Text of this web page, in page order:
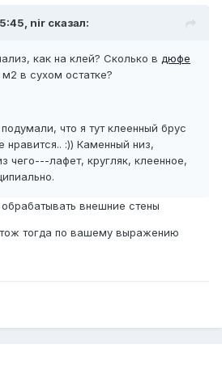
nir сказал:
как на клей? Сколько в дюфе
в сухом остатке?
что я тут клеенный брус
:)) Каменный низ,
чего---лафет, кругляк, клеенное,
внешние стены
тогда по вашему выражению